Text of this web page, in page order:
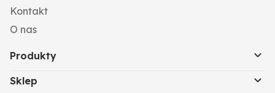
Kontakt
O nas
Produkty
Sklep